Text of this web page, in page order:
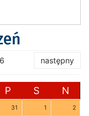
następny
P S N
31 1 2